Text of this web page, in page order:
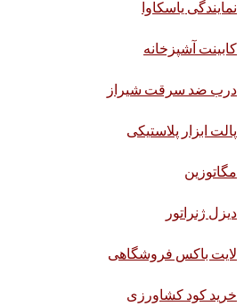
نمایندگی یاسکاوا
کابینت آشپزخانه
درب ضد سرقت شیراز
پالت ابزار پلاستیکی
مگاتوزین
دیزل ژنراتور
لایت باکس فروشگاهی
خرید کود کشاورزی